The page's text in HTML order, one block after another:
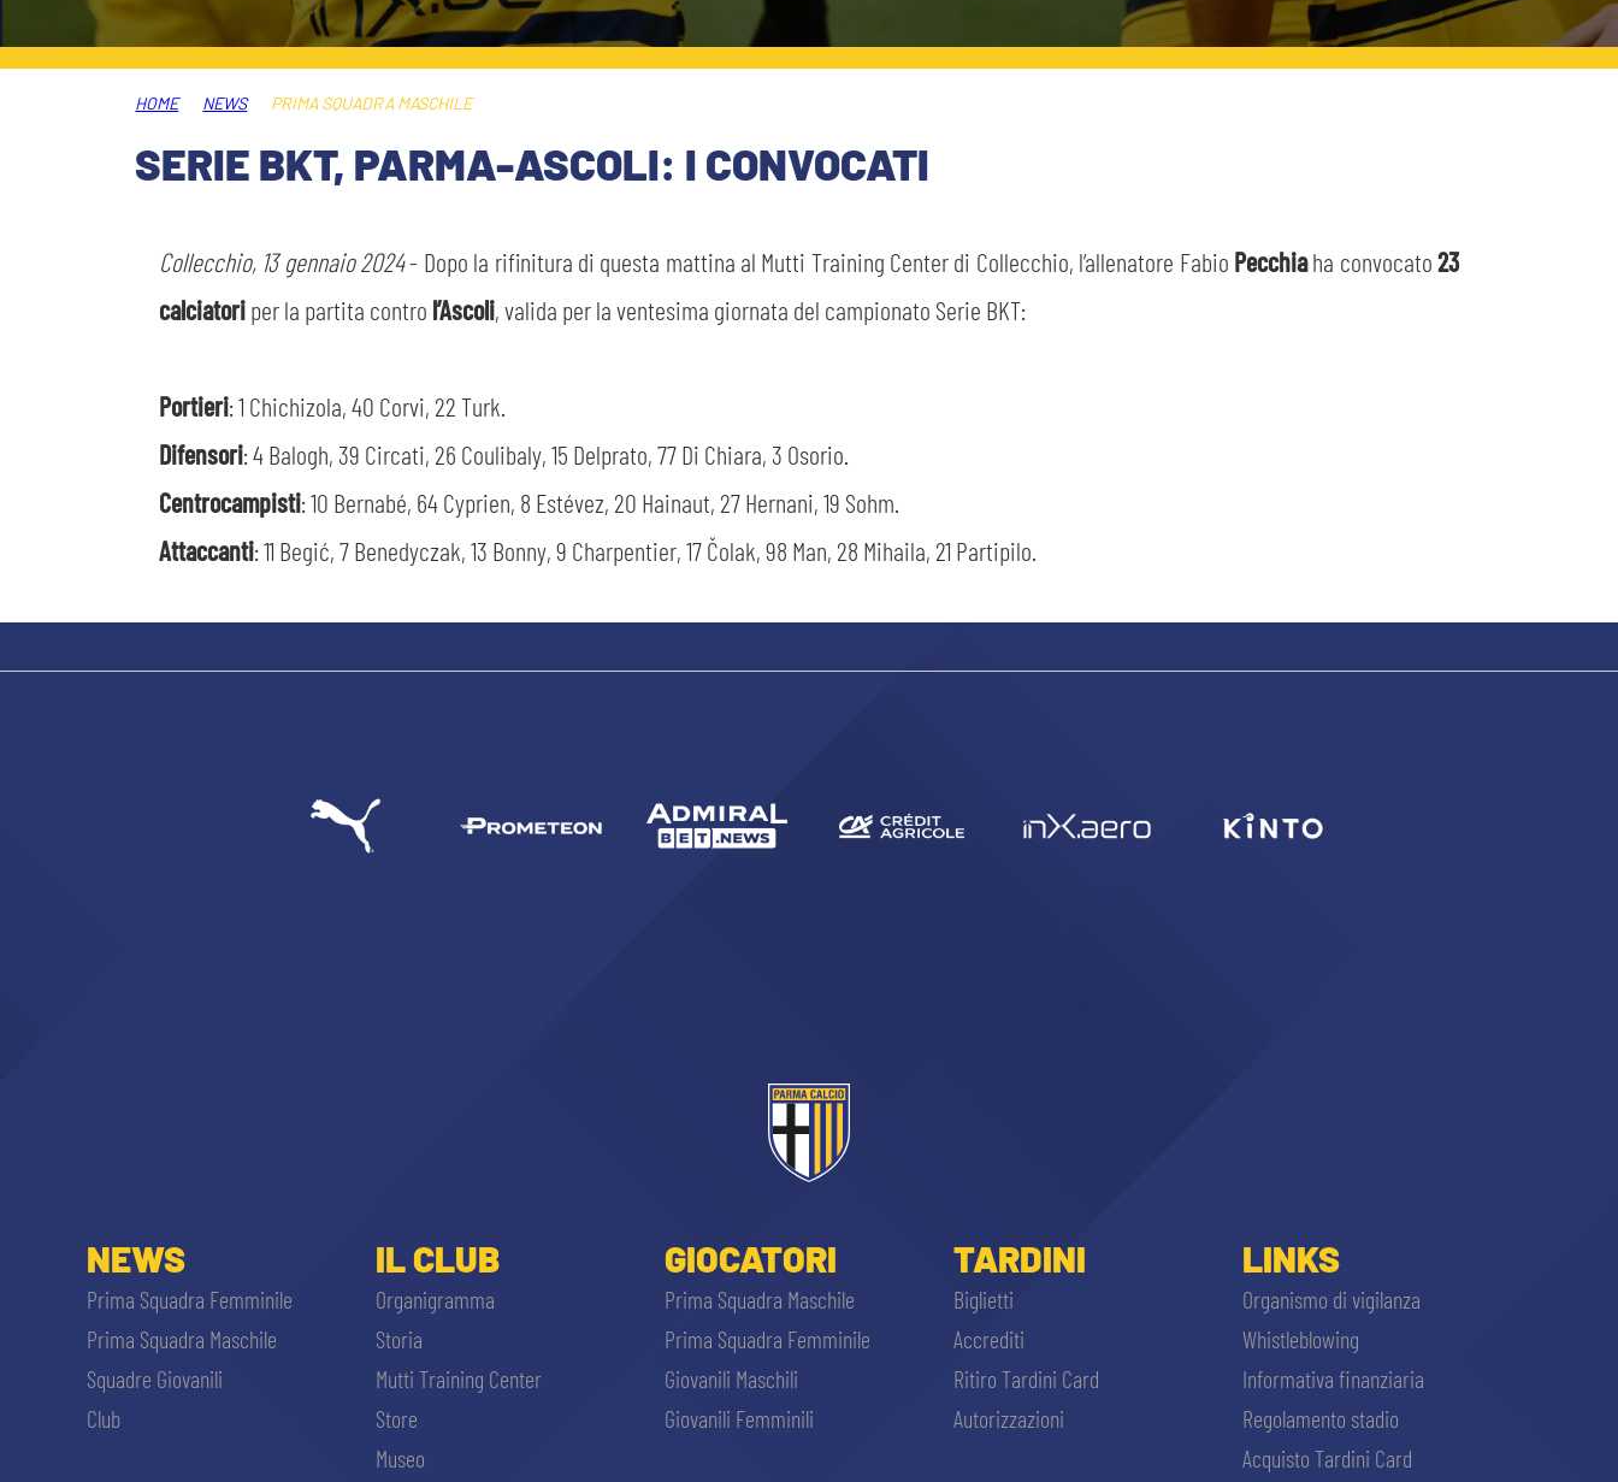
STORE
MUSEO
LAVORA CON NOI
MEDIA
HOME NEWS PRIMA SQUADRA MASCHILE
SERIE BKT, PARMA-ASCOLI: I CONVOCATI
Collecchio, 13 gennaio 2024- Dopo la rifinitura di questa mattina al Mutti Training Center di Collecchio, l’allenatore Fabio Pecchiaha convocato23
calciatoriper la partita contro l’Ascoli, valida per la ventesima giornata del campionato Serie BKT:
Portieri: 1 Chichizola, 40 Corvi, 22 Turk.
Difensori: 4 Balogh, 39 Circati, 26 Coulibaly, 15 Delprato, 77 Di Chiara, 3 Osorio.
Centrocampisti: 10 Bernabé, 64 Cyprien, 8 Estévez, 20 Hainaut, 27 Hernani, 19 Sohm.
Attaccanti: 11 Begić, 7 Benedyczak, 13 Bonny, 9 Charpentier, 17 Čolak, 98 Man, 28 Mihaila, 21 Partipilo.
NEWS
Prima Squadra Femminile
Prima Squadra Maschile
Squadre Giovanili
Club
IL CLUB
Organigramma
Storia
Mutti Training Center
Store
Museo
GIOCATORI
Prima Squadra Maschile
Prima Squadra Femminile
Giovanili Maschili
Giovanili Femminili
TARDINI
Biglietti
Accrediti
Ritiro Tardini Card
Autorizzazioni
LINKS
Organismo di vigilanza
Whistleblowing
Informativa finanziaria
Regolamento stadio
Acquisto Tardini Card